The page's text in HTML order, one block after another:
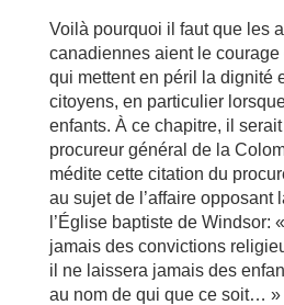
Voilà pourquoi il faut que les
canadiennes aient le
qui mettent en péril la dignité
citoyens, en particulier
enfants. À ce chapitre, il
procureur général de la
médite cette citation du
au sujet de l’affaire opposant
l’Église baptiste de Windsor:
jamais des convictions
il ne laissera jamais des
au nom de qui que ce soit… »